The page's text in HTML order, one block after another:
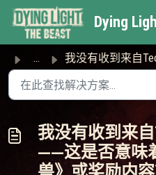
跳过至主要内容
Dying
... 我没有收到来自Techland的电子邮件——这是否意味着我不会获得《困兽》或奖励内
我没有收到来
——这是否意味